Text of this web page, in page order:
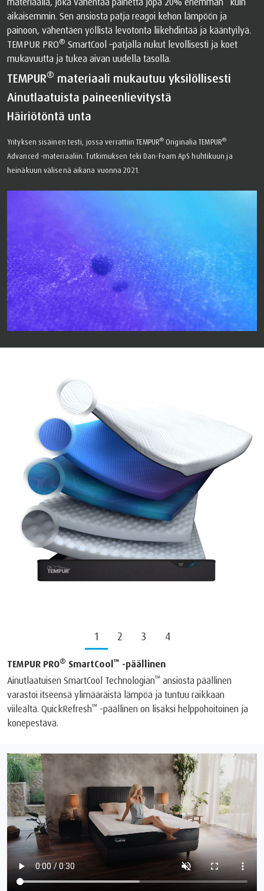
aikaisemmin. Sen ansiosta patja reagoi kehon lämpöön ja
painoon, vähentäen yöllistä levotonta liikehdintää ja kääntyilyä.
TEMPUR PRO® SmartCool –patjalla nukut levollisesti ja koet
mukavuutta ja tukea aivan uudella tasolla.
TEMPUR® materiaali mukautuu yksilöllisesti
Ainutlaatuista paineenlievitystä
Häiriötöntä unta
Yrityksen sisäinen testi, jossa verrattiin TEMPUR® Originalia TEMPUR®
Advanced -materiaaliin. Tutkimuksen teki Dan-Foam ApS huhtikuun ja
heinäkuun välisenä aikana vuonna 2021.
1 2 3 4
TEMPUR PRO® SmartCool ™ -päällinen
Ainutlaatuisen SmartCool Technologian™ ansiosta päällinen
varastoi itseensä ylimääräistä lämpöä ja tuntuu raikkaan
viileältä. QuickRefresh™ -päällinen on lisäksi helppohoitoinen ja
konepestävä.